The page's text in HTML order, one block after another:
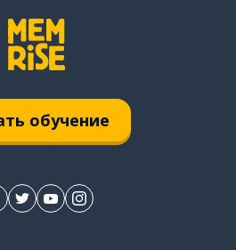
обучение